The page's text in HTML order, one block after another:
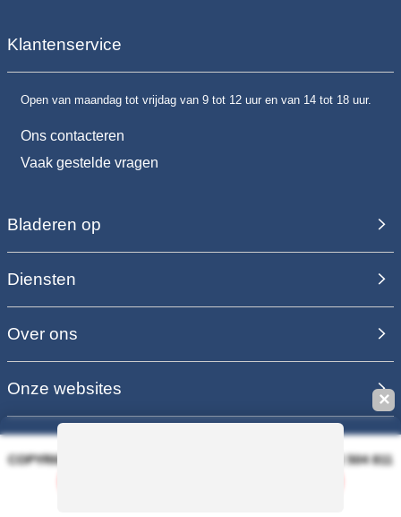
Klantenservice
Open van maandag tot vrijdag van 9 tot 12 uur en van 14 tot 18 uur.
Ons contacteren
Vaak gestelde vragen
Bladeren op
Diensten
Over ons
Onze websites
COPYRIGHT 2006 - 2025 - EQUIRODI SAS - R.C.S. DOLE 504 811
✕